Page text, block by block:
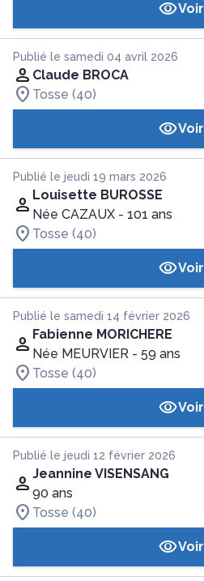
Voir
Publié le samedi 04 avril 2026
Claude BROCA
Tosse (40)
Voir
Publié le jeudi 19 mars 2026
Louisette BUROSSE
Née CAZAUX - 101 ans
Tosse (40)
Voir
Publié le samedi 14 février 2026
Fabienne MORICHERE
Née MEURVIER - 59 ans
Tosse (40)
Voir
Publié le jeudi 12 février 2026
Jeannine VISENSANG
90 ans
Tosse (40)
Voir